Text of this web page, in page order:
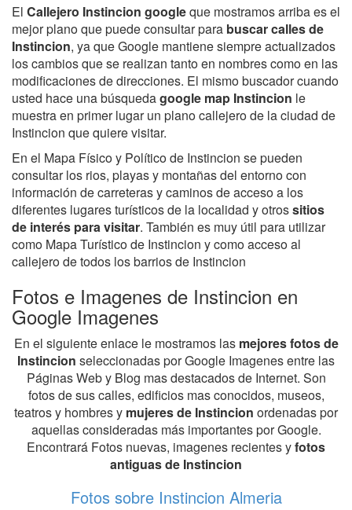
El Callejero Instincion googleque mostramos arriba es el
mejor plano que puede consultar para buscar calles de
Instincion, ya que Google mantiene siempre actualizados
los cambios que se realizan tanto en nombres como en las
modificaciones de direcciones. El mismo buscador cuando
usted hace una búsquedagoogle map Instincion le
muestra en primer lugar un plano callejero de la ciudad de
Instincion que quiere visitar.
En el Mapa Físico y Político de Instincion se pueden
consultar los rios, playas y montañas del entorno con
información de carreteras y caminos de acceso a los
diferentes lugares turísticos de la localidad y otrossitios
de interés para visitar. También es muy útil para utilizar
como Mapa Turístico de Instincion y como acceso al
callejero de todos los barrios de Instincion
Fotos e Imagenes de Instincion en
Google Imagenes
En el siguiente enlace le mostramos las mejores fotos de
Instincion seleccionadas por Google Imagenes entre las
Páginas Web y Blog mas destacados de Internet. Son
fotos de sus calles, edificios mas conocidos, museos,
teatros y hombres y mujeres de Instincion ordenadas por
aquellas consideradas más importantes por Google.
Encontrará Fotos nuevas, imagenes recientes yfotos
antiguas de Instincion
Fotos sobre Instincion Almeria